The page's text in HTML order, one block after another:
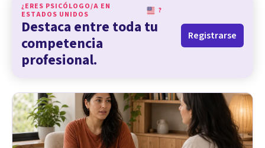
¿ERES PSICÓLOGO/A EN
ESTADOS UNIDOS
?
Destaca entre toda tu
competencia
profesional.
Registrarse